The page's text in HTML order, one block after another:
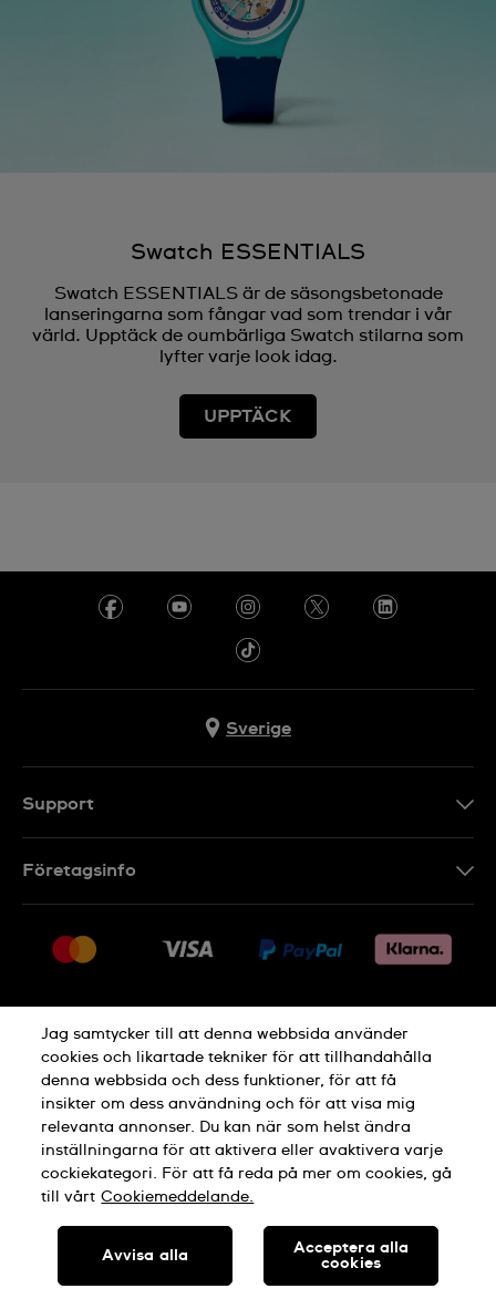
Swatch ESSENTIALS
Swatch ESSENTIALS är de säsongsbetonade
lanseringarna som fångar vad som trendar i vår
värld. Upptäck de oumbärliga Swatch stilarna som
lyfter varje look idag.
UPPTÄCK
Sverige
Support
Returer
Försäljningsvillkor
Ångra köp
Företagsinfo
Jobs
Integritetspolicy Cookie Notice
Allmänna Villkor
TILLVERKAD I SCHWEIZ
Jag samtycker till att denna webbsida använder
cookies och likartade tekniker för att tillhandahålla
denna webbsida och dess funktioner, för att få
insikter om dess användning och för att visa mig
relevanta annonser. Du kan när som helst ändra
inställningarna för att aktivera eller avaktivera varje
cockiekategori. För att få reda på mer om cookies, gå
till vårt Cookiemeddelande.
Avvisa alla
Acceptera alla
cookies